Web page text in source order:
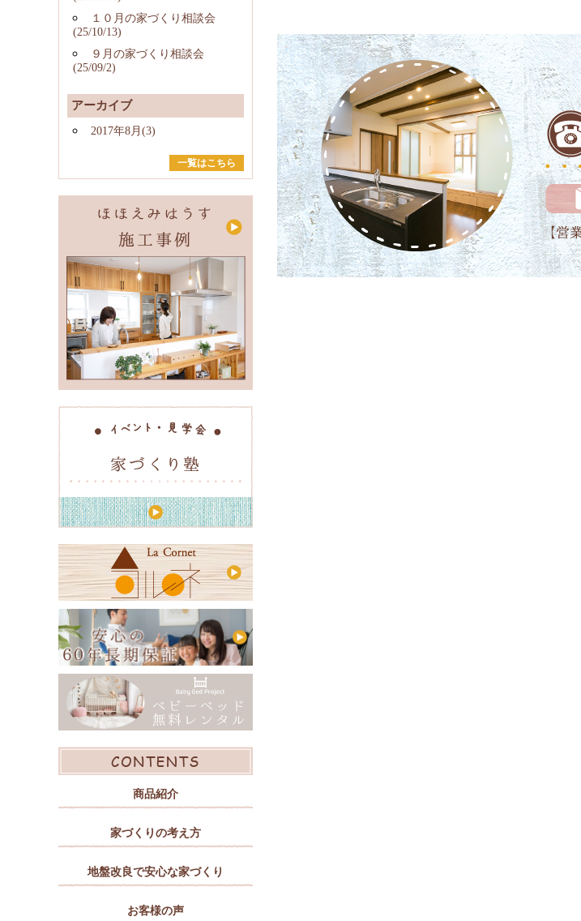
１０月の家づくり相談会
(25/10/13)
９月の家づくり相談会
(25/09/2)
アーカイブ
2017年8月(3)
一覧はこちら
商品紹介
家づくりの考え方
地盤改良で安心な家づくり
お客様の声